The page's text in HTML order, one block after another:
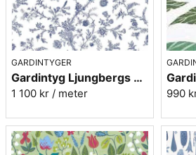
GARDINTYGER
Gardintyg Ljungbergs Ekebyholm blå - bomull/lin
1 100 kr / meter 990